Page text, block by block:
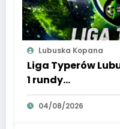
Lubuska Kopana
Liga Typerów
1 rundy…
04/08/2026